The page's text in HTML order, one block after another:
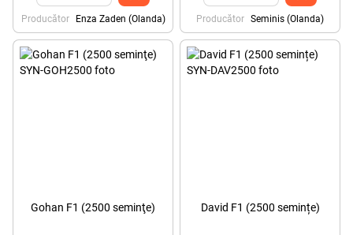
Producător Enza Zaden (Olanda) Producător Seminis (Olanda)
Gohan F1 (2500 seminţe) David F1 (2500 semințe)